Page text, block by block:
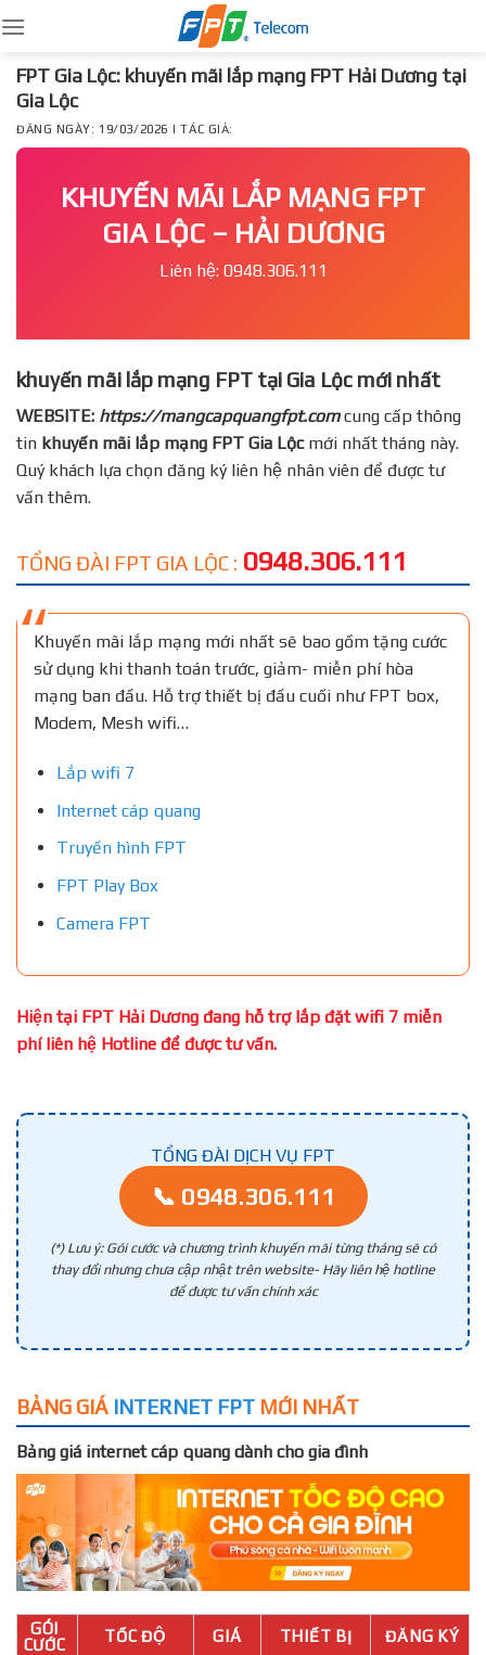
to
content
FPT Gia Lộc: khuyến mãi lắp mạng FPT Hải Dương tại
Gia Lộc
ĐĂNG NGÀY: 19/03/2026 | TÁC GIẢ:
KHUYẾN MÃI LẮP MẠNG FPT
GIA LỘC – HẢI DƯƠNG
Liên hệ: 0948.306.111
khuyến mãi lắp mạng FPT tại Gia Lộc mới nhất
WEBSITE: https://mangcapquangfpt.comcung cấp thông
tin khuyến mãi lắp mạng FPT Gia Lộcmới nhất tháng này.
Quý khách lựa chọn đăng ký liên hệ nhân viên để được tư
vấn thêm.
TỔNG ĐÀI FPT GIA LỘC : 0948.306.111
Khuyến mãi lắp mạng mới nhất sẽ bao gồm tặng cước
sử dụng khi thanh toán trước, giảm- miễn phí hòa
mạng ban đầu. Hỗ trợ thiết bị đầu cuối như FPT box,
Modem, Mesh wifi…
Lắp wifi 7
Internet cáp quang
Truyền hình FPT
FPT Play Box
Camera FPT
Hiện tại FPT Hải Dương đang hỗ trợ lắp đặt wifi 7 miễn
phí liên hệ Hotline để được tư vấn.
TỔNG ĐÀI DỊCH VỤ FPT
📞 0948.306.111
(*) Lưu ý: Gói cước và chương trình khuyến mãi từng tháng sẽ có
thay đổi nhưng chưa cập nhật trên website- Hãy liên hệ hotline
để được tư vấn chính xác
BẢNG GIÁ INTERNET FPT MỚI NHẤT
Bảng giá internet cáp quang dành cho gia đình
GÓI
CƯỚC
TỐC ĐỘ GIÁ THIẾT BỊ ĐĂNG KÝ